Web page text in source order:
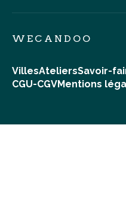
WECANDOO
VillesAteliersSavoir-
CGU-CGVMentions